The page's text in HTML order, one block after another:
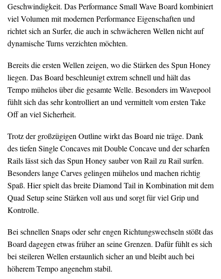
Geschwindigkeit. Das Performance Small Wave Board kombiniert
viel Volumen mit modernen Performance Eigenschaften und
richtet sich an Surfer, die auch in schwächeren Wellen nicht auf
dynamische Turns verzichten möchten.
Bereits die ersten Wellen zeigen, wo die Stärken des Spun Honey
liegen. Das Board beschleunigt extrem schnell und hält das
Tempo mühelos über die gesamte Welle. Besonders im Wavepool
fühlt sich das sehr kontrolliert an und vermittelt vom ersten Take
Off an viel Sicherheit.
Trotz der großzügigen Outline wirkt das Board nie träge. Dank
des tiefen Single Concaves mit Double Concave und der scharfen
Rails lässt sich das Spun Honey sauber von Rail zu Rail surfen.
Besonders lange Carves gelingen mühelos und machen richtig
Spaß. Hier spielt das breite Diamond Tail in Kombination mit dem
Quad Setup seine Stärken voll aus und sorgt für viel Grip und
Kontrolle.
Bei schnellen Snaps oder sehr engen Richtungswechseln stößt das
Board dagegen etwas früher an seine Grenzen. Dafür fühlt es sich
bei steileren Wellen erstaunlich sicher an und bleibt auch bei
höherem Tempo angenehm stabil.